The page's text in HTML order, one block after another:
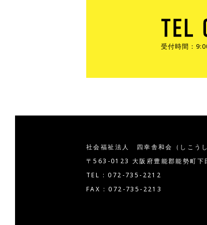
受付時間：
社会福祉法人 四幸舎和会 （しこう
〒563-0123 大阪府豊能郡能勢町下
TEL : 072-735-2212
FAX : 072-735-2213